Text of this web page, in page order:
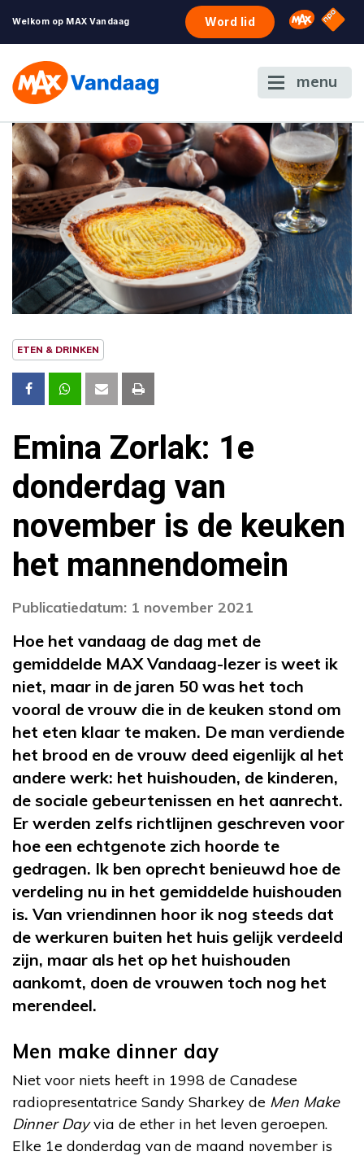
Welkom op MAX Vandaag Word lid Omroep
NPO
menu
ETEN & DRINKEN
Emina Zorlak: 1e
donderdag van
november is de keuken
het mannendomein
Publicatiedatum: 1 november 2021
Hoe het vandaag de dag met de
gemiddelde MAX Vandaag-lezer is weet ik
niet, maar in de jaren 50 was het toch
vooral de vrouw die in de keuken stond om
het eten klaar te maken. De man verdiende
het brood en de vrouw deed eigenlijk al het
andere werk: het huishouden, de kinderen,
de sociale gebeurtenissen en het aanrecht.
Er werden zelfs richtlijnen geschreven voor
hoe een echtgenote zich hoorde te
gedragen. Ik ben oprecht benieuwd hoe de
verdeling nu in het gemiddelde huishouden
is. Van vriendinnen hoor ik nog steeds dat
de werkuren buiten het huis gelijk verdeeld
zijn, maar als het op het huishouden
aankomt, doen de vrouwen toch nog het
merendeel.
Men make dinner day
Niet voor niets heeft in 1998 de Canadese
radiopresentatrice Sandy Sharkey de Men Make
Dinner Dayvia de ether in het leven geroepen.
Elke 1e donderdag van de maand november is